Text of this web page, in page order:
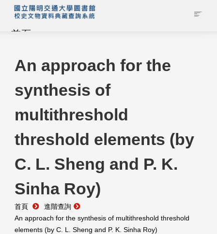
首頁
藏品查詢
校史館簡介
藏品清單全覽
資料調閱申請
管理者登入
An approach for the
synthesis of
multithreshold
threshold elements (by
C. L. Sheng and P. K.
Sinha Roy)
首頁
進階查詢
An approach for the synthesis of multithreshold threshold
elements (by C. L. Sheng and P. K. Sinha Roy)